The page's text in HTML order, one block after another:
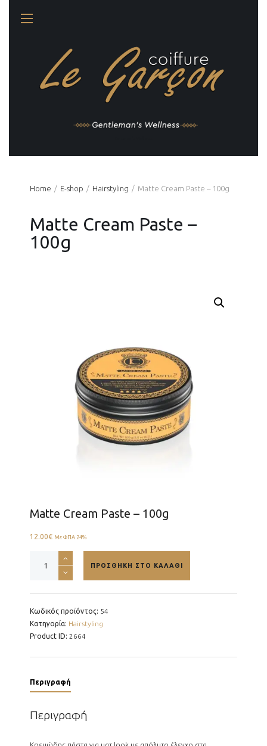
Home Ε-shop Hairstyling Matte Cream Paste – 100g
Matte Cream Paste –
100g
Matte Cream Paste – 100g
12.00€ Με ΦΠΑ 24%
Cream
-
100g
ποσότητα
ΠΡΟΣΘΉΚΗ ΣΤΟ ΚΑΛΆΘΙ
Κωδικός προϊόντος: 54
Κατηγορία: Hairstyling
Product ID: 2664
Περιγραφή
Περιγραφή